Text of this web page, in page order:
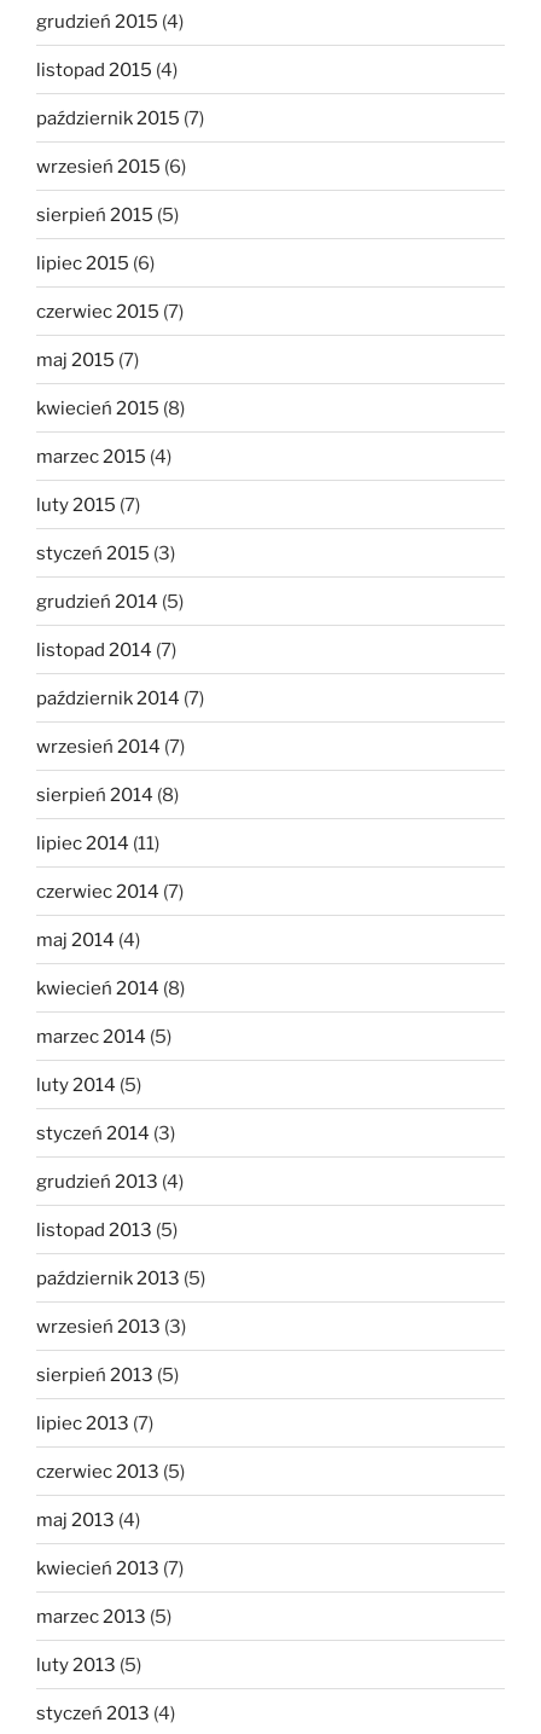
grudzień 2015 (4)
listopad 2015 (4)
październik 2015 (7)
wrzesień 2015 (6)
sierpień 2015 (5)
lipiec 2015 (6)
czerwiec 2015 (7)
maj 2015 (7)
kwiecień 2015 (8)
marzec 2015 (4)
luty 2015 (7)
styczeń 2015 (3)
grudzień 2014 (5)
listopad 2014 (7)
październik 2014 (7)
wrzesień 2014 (7)
sierpień 2014 (8)
lipiec 2014 (11)
czerwiec 2014 (7)
maj 2014 (4)
kwiecień 2014 (8)
marzec 2014 (5)
luty 2014 (5)
styczeń 2014 (3)
grudzień 2013 (4)
listopad 2013 (5)
październik 2013 (5)
wrzesień 2013 (3)
sierpień 2013 (5)
lipiec 2013 (7)
czerwiec 2013 (5)
maj 2013 (4)
kwiecień 2013 (7)
marzec 2013 (5)
luty 2013 (5)
styczeń 2013 (4)